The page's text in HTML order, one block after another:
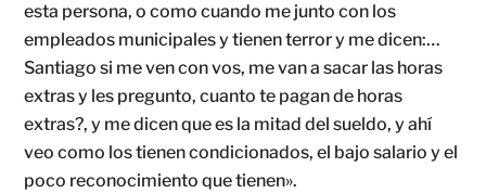
esta persona, o como cuando me junto con los
empleados municipales y tienen terror y me dicen:…
Santiago si me ven con vos, me van a sacar las horas
extras y les pregunto, cuanto te pagan de horas
extras?, y me dicen que es la mitad del sueldo, y ahí
veo como los tienen condicionados, el bajo salario y el
poco reconocimiento que tienen».